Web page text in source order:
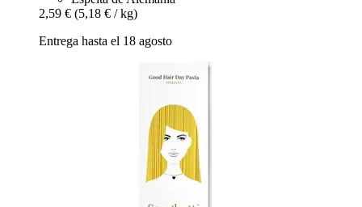
2,59 € (5,18 € / kg)
Entrega hasta el 18 agosto